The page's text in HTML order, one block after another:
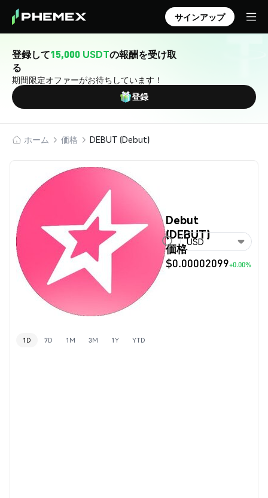
サインアップ
登録して15,000 USDTの報酬を受け取
る
期間限定オファーがお待ちしています！
登録
ホーム 価格 DEBUT (Debut)
Debut
(DEBUT)
価格
$0.00002099+0.00%
USD
1D 7D 1M 3M 1Y YTD